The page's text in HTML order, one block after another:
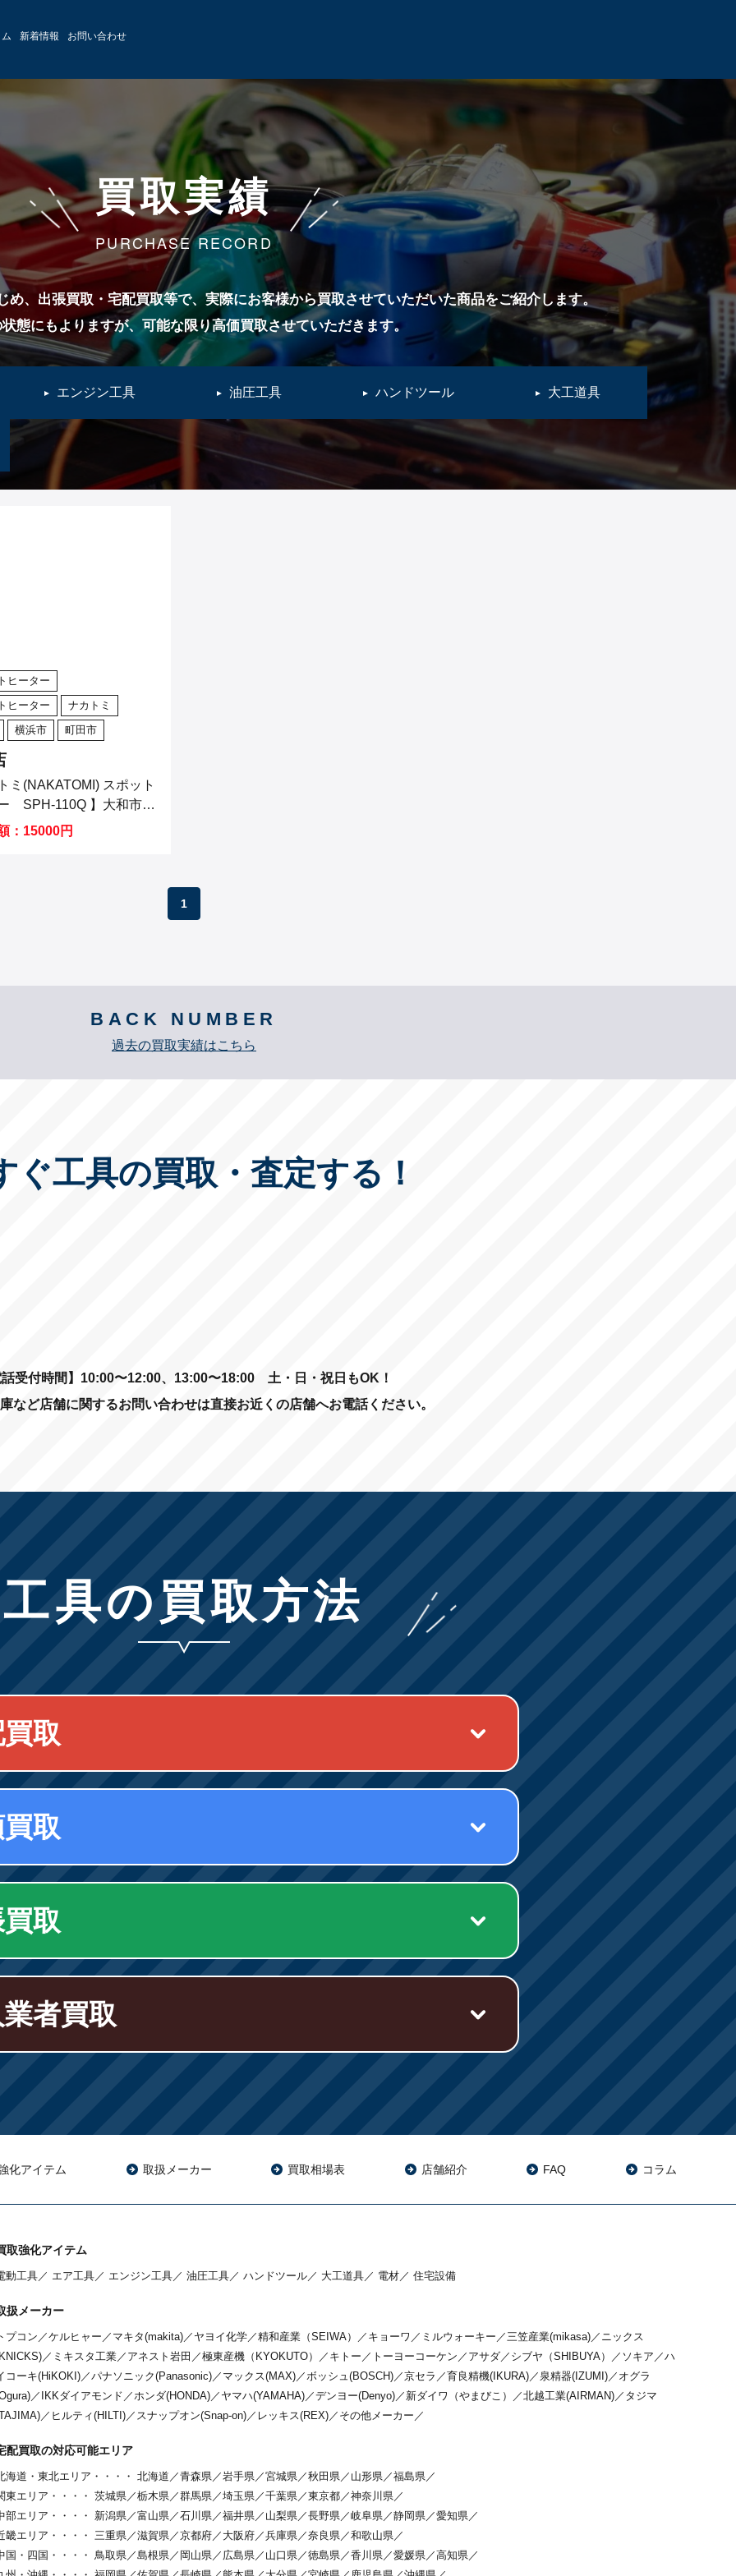
新着情報 お問い合わせ
買取実績
PURCHASE RECORD
め、出張買取・宅配買取等で、実際にお客様から買取させていただいた商品をご紹介します。
態にもよりますが、可能な限り高価買取させていただきます。
エンジン工具 油圧工具 ハンドツール 大工道具
ヒーター
ヒーター
ナカトミ
横浜市
町田市
(NAKATOMI) スポット
SPH-110Q 】大和市の
ら買取させていただきま
：15000円
1
BACK NUMBER
過去の買取実績はこちら
ぐ工具の買取・査定する！
受付時間】10:00〜12:00、13:00〜18:00 土・日・祝日もOK！
など店舗に関するお問い合わせは直接お近くの店舗へお電話ください。
工具の買取方法
取
取
取
者買取
化アイテム 取扱メーカー 買取相場表 店舗紹介 FAQ コラム
取強化アイテム
動工具／ エア工具／ エンジン工具／ 油圧工具／ ハンドツール／ 大工道具／ 電材／ 住宅設備
扱メーカー
プコン ／ケルヒャー ／ マキタ(makita)／ ヤヨイ化学／精和産業（SEIWA） ／ キョーワ ／ ミルウォーキー ／三笠産業(mikasa)／ ニックス
／ ミキスタ工業／ アネスト岩田 ／極東産機（KYOKUTO） ／ キトー ／ トーヨーコーケン ／ アサダ／ シブヤ（SHIBUYA） ／ ソキア ／ハ
コーキ(HiKOKI)／パナソニック(Panasonic)／ マックス(MAX)／ボッシュ(BOSCH)／京セラ ／育良精機(IKURA)／ 泉精器(IZUMI)／ オグラ
／ IKKダイアモンド ／ホンダ(HONDA)／ ヤマハ(YAMAHA)／デンヨー(Denyo)／ 新ダイワ（やまびこ） ／北越工業(AIRMAN)／ タジマ
／ ヒルティ(HILTI)／ スナップオン(Snap-on)／ レッキス(REX)／ その他メーカー ／
配買取の対応可能エリア
海道・東北エリア・・・・ 北海道 ／青森県／岩手県／宮城県／秋田県／ 山形県／福島県／
東エリア・・・・ 茨城県／栃木県／群馬県／埼玉県／千葉県／東京都／神奈川県／
部エリア・・・・ 新潟県／富山県／石川県／福井県／ 山梨県／長野県／岐阜県／静岡県／愛知県／
畿エリア・・・・ 三重県／滋賀県／京都府／ 大阪府／兵庫県／奈良県／和歌山県／
国・四国・・・・ 鳥取県／島根県／ 岡山県／ 広島県／ 山口県／徳島県／香川県／愛媛県／高知県／